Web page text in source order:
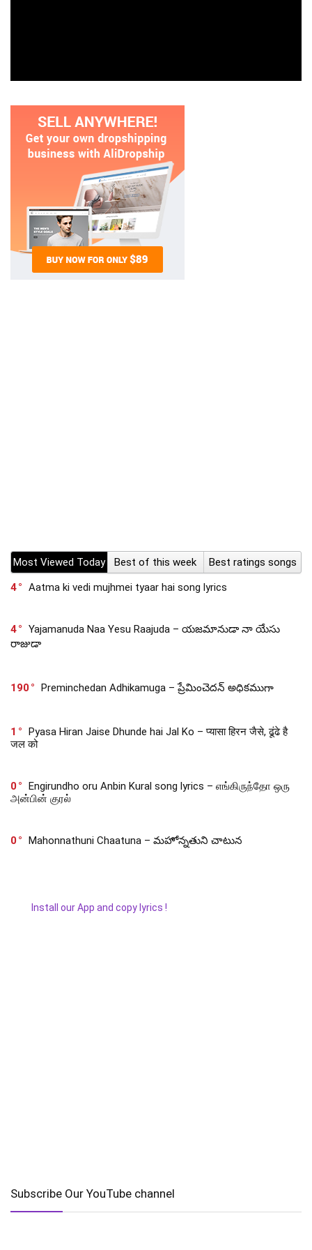
Most Viewed Today Best of this week
Best ratings songs
4
Aatma ki vedi mujhmei tyaar hai song lyrics
4
Yajamanuda Naa Yesu Raajuda – యజమానుడా నా యేసు
రాజుడా
190 Preminchedan Adhikamuga – ప్రేమించెదన్ అధికముగా
1
Pyasa Hiran Jaise Dhunde hai Jal Ko – प्यासा हिरन जैसे, ढूंढे है
जल को
0
Engirundho oru Anbin Kural song lyrics – எங்கிருந்தோ ஒரு
அன்பின் குரல்
0 Mahonnathuni Chaatuna – మహోన్నతుని చాటున
Install our App and copy lyrics !
Subscribe Our YouTube channel